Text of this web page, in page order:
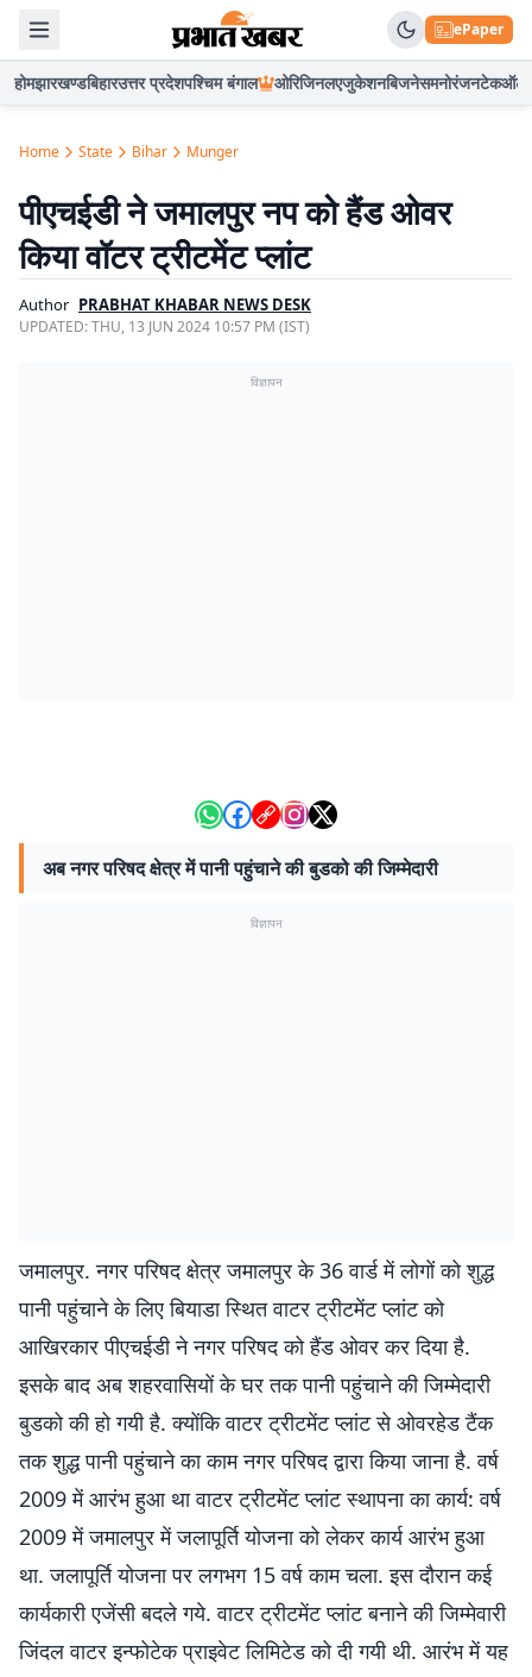
ePaper
होमझारखण्डबिहारउत्तर प्रदेशपश्चिम बंगाल ओरिजिनलएजुकेशनबिजनेसमनोरंजनटेकऑटो
Home State Bihar Munger
पीएचईडी ने जमालपुर नप को हैंड ओवर
किया वॉटर ट्रीटमेंट प्लांट
Author PRABHAT KHABAR NEWS DESK
UPDATED:THU, 13 JUN 2024 10:57 PM (IST)
विज्ञापन
अब नगर परिषद क्षेत्र में पानी पहुंचाने की बुडको की जिम्मेदारी
विज्ञापन
जमालपुर. नगर परिषद क्षेत्र जमालपुर के 36 वार्ड में लोगों को शुद्ध
पानी पहुंचाने के लिए बियाडा स्थित वाटर ट्रीटमेंट प्लांट को
आखिरकार पीएचईडी ने नगर परिषद को हैंड ओवर कर दिया है.
इसके बाद अब शहरवासियों के घर तक पानी पहुंचाने की जिम्मेदारी
बुडको की हो गयी है. क्योंकि वाटर ट्रीटमेंट प्लांट से ओवरहेड टैंक
तक शुद्ध पानी पहुंचाने का काम नगर परिषद द्वारा किया जाना है. वर्ष
2009 में आरंभ हुआ था वाटर ट्रीटमेंट प्लांट स्थापना का कार्य: वर्ष
2009 में जमालपुर में जलापूर्ति योजना को लेकर कार्य आरंभ हुआ
था. जलापूर्ति योजना पर लगभग 15 वर्ष काम चला. इस दौरान कई
कार्यकारी एजेंसी बदले गये. वाटर ट्रीटमेंट प्लांट बनाने की जिम्मेवारी
जिंदल वाटर इन्फोटेक प्राइवेट लिमिटेड को दी गयी थी. आरंभ में यह